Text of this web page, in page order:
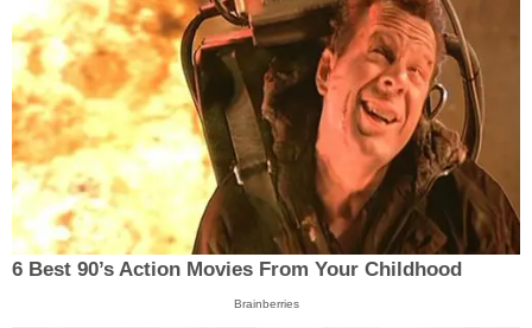
6 Best 90’s Action Movies From Your Childhood
Brainberries